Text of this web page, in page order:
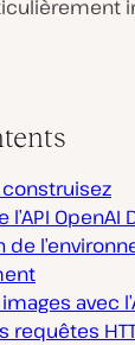
construisez
OpenAI
de
avec
requêtes